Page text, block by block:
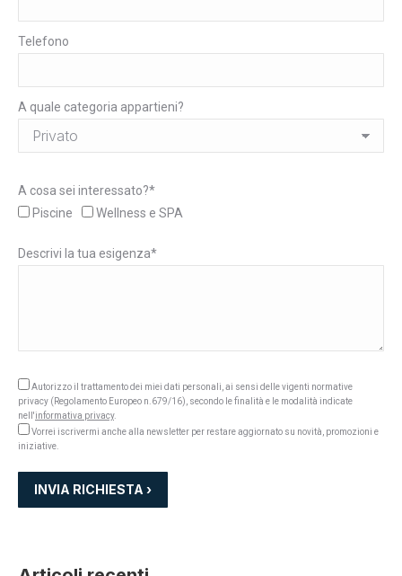
Telefono
A quale categoria appartieni?
A cosa sei interessato?*
Piscine
Wellness e SPA
Descrivi la tua esigenza*
Autorizzo il trattamento dei miei dati personali, ai sensi delle vigenti normative
privacy (Regolamento Europeo n.679/16), secondo le finalità e le modalità indicate
nell'informativa privacy.
Vorrei iscrivermi anche alla newsletter per restare aggiornato su novità, promozioni e
iniziative.